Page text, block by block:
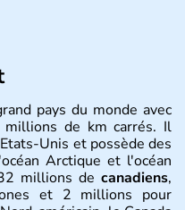
pays du monde avec
de km carrés. Il
Unis et possède des
Arctique et l'océan
millions de canadiens,
et 2 millions pour